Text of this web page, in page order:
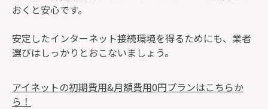
おくと安心です。
安定したインターネット接続環境を得るためにも、業者
選びはしっかりとおこないましょう。
アイネットの初期費用&月額費用0円プランはこちらか
ら！